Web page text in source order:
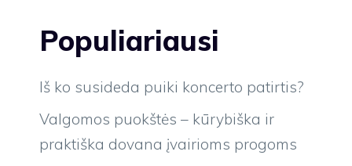
Populiariausi
Iš ko susideda puiki koncerto patirtis?
Valgomos puokštės – kūrybiška ir
praktiška dovana įvairioms progoms